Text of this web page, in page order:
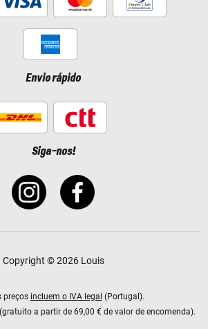
Envio rápido
Siga-nos!
Copyright © 2026 Louis
preços incluem o IVA legal (Portugal).
a partir de 69,00 € de valor de encomenda).